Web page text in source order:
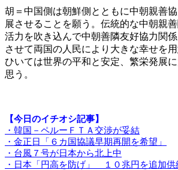
胡＝中国側は朝鮮側とともに中朝親善
展させることを願う。伝統的な中朝親
活力を吹き込んで中朝善隣友好協力関
させて両国の人民により大きな幸せを用
ひいては世界の平和と安定、繁栄発展
思う。
【今日のイチオシ記事】
・韓国－ペルーＦＴＡ交渉が妥結
・金正日「６カ国協議早期再開を希望」
・台風７号が日本から北上中
・日本「円高を防げ」 １０兆円を追加供